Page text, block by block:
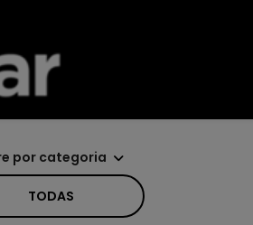
por categoria
TODAS